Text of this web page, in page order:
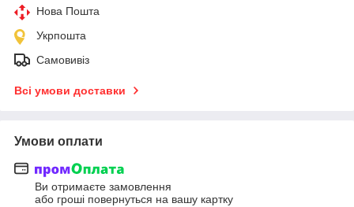
Нова Пошта
Укрпошта
Самовивіз
Всі умови доставки
Умови оплати
Ви отримаєте замовлення
або гроші повернуться на вашу картку